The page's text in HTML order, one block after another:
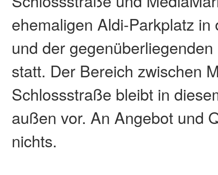
ehemaligen Aldi-Parkplatz
und der
statt. Der Bereich zwischen
Schlossstraße bleibt in
außen vor. An Angebot und
nichts.